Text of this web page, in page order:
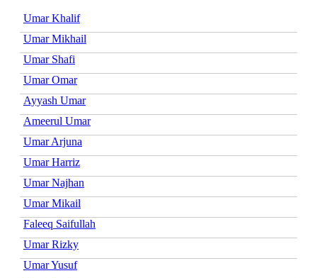
Umar Khalif
Umar Mikhail
Umar Shafi
Umar Omar
Ayyash Umar
Ameerul Umar
Umar Arjuna
Umar Harriz
Umar Najhan
Umar Mikail
Faleeq Saifullah
Umar Rizky
Umar Yusuf